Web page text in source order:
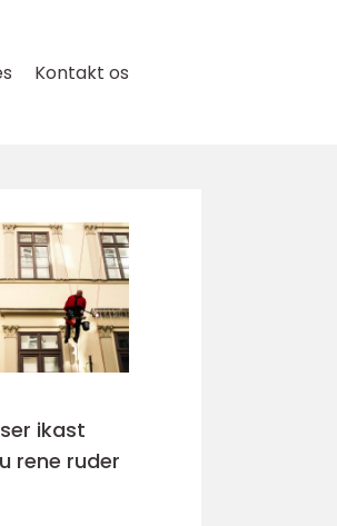
Kontakt os
ikast
rene ruder